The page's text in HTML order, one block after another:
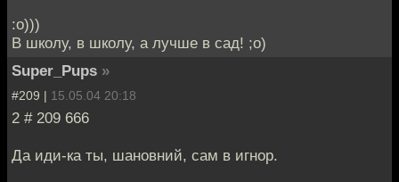
:о)))
В школу, в школу, а лучше в сад! ;о)
Super_Pups »
#209 | 15.05.04 20:18
2 # 209 666
Да иди-ка ты, шановний, сам в игнор.